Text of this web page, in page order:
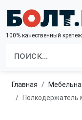
100% качественный
Главная